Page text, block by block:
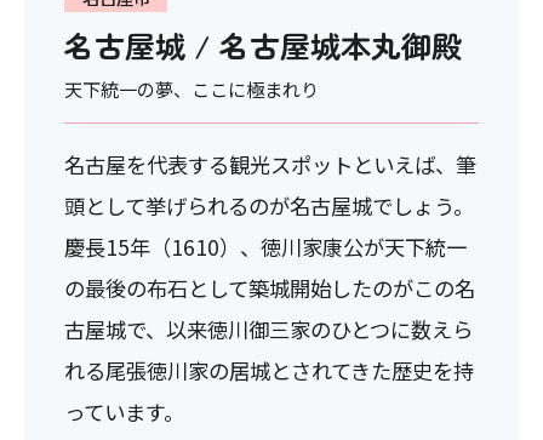
名古屋城 / 名古屋城本丸御殿
天下統一の夢、ここに極まれり
名古屋を代表する観光スポットといえば、筆
頭として挙げられるのが名古屋城でしょう。
慶長15年（1610）、徳川家康公が天下統一
の最後の布石として築城開始したのがこの名
古屋城で、以来徳川御三家のひとつに数えら
れる尾張徳川家の居城とされてきた歴史を持
っています。